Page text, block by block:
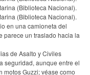
(Biblioteca Nacional).
(Biblioteca Nacional).
en una camioneta del
parece un traslado hacia la
de Asalto y Civiles
seguridad, aunque entre el
motos Guzzi; véase como